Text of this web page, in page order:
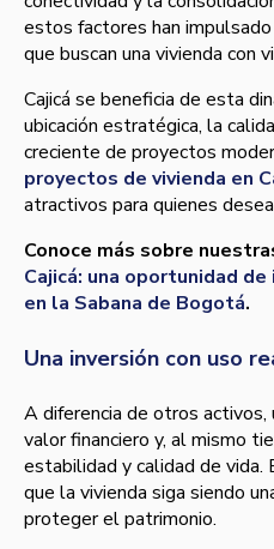
estos factores han
que buscan una vivienda con
Cajicá se beneficia de esta
ubicación estratégica, la
creciente de proyectos
proyectos de vivienda en
atractivos para quienes
Conoce más sobre
Cajicá: una oportunidad
en la Sabana de Bogotá.
Una inversión con uso
A diferencia de otros activos,
valor financiero y, al mismo
estabilidad y calidad de vida.
que la vivienda siga siendo
proteger el patrimonio.